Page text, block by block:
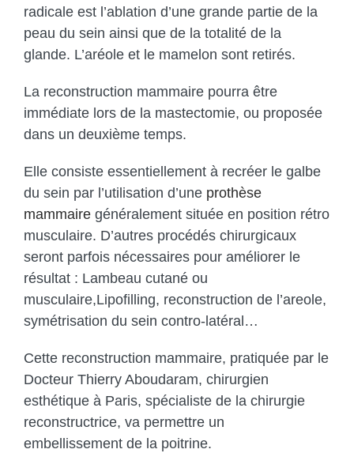
radicale est l’ablation d’une grande partie de la
peau du sein ainsi que de la totalité de la
glande. L’aréole et le mamelon sont retirés.
La reconstruction mammaire pourra être
immédiate lors de la mastectomie, ou proposée
dans un deuxième temps.
Elle consiste essentiellement à recréer le galbe
du sein par l’utilisation d’une prothèse
mammaire généralement située en position rétro
musculaire. D’autres procédés chirurgicaux
seront parfois nécessaires pour améliorer le
résultat : Lambeau cutané ou
musculaire,Lipofilling, reconstruction de l’areole,
symétrisation du sein contro-latéral…
Cette reconstruction mammaire, pratiquée par le
Docteur Thierry Aboudaram, chirurgien
esthétique à Paris, spécialiste de la chirurgie
reconstructrice, va permettre un
embellissement de la poitrine.